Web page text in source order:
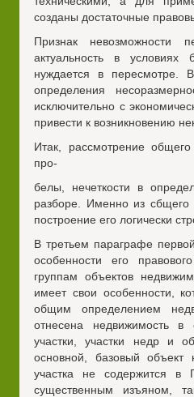
созданы достаточные
Признак невозможности
актуальность в
нуждается в пересмотре.
определения
исключительно с
привести к возникновению
Итак, рассмотрение
про-
белы, нечеткости в
разборе. Именно из сбщего
построение его логически
В третьем параграфе
особенности его
группам объектов
имеет свои особенности,
общим определением
отнесена недвижимость в
участки, участки недр и
основной, базовый объект
участка не содержится в
существенным изъяном,